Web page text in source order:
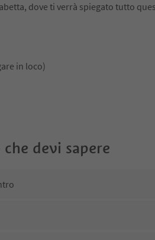
dove ti verrà spiegato tutto
in loco)
devi sapere